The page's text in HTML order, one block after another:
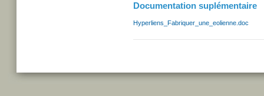
Documentation suplémentaire
Hyperliens_Fabriquer_une_eolienne.doc